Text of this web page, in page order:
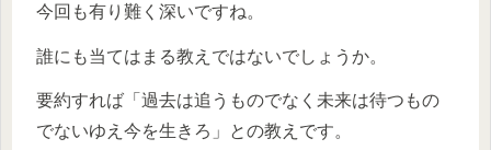
今回も有り難く深いですね。
誰にも当てはまる教えではないでしょうか。
要約すれば「過去は追うものでなく未来は待つもの
でないゆえ今を生きろ」との教えです。